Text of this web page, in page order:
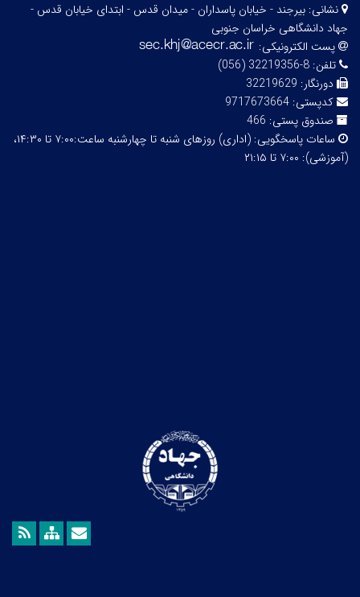
نشانی: بیرجند - خیابان پاسداران - میدان قدس - ابتدای خیابان قدس -
جهاد دانشگاهی خراسان جنوبی
پست الکترونیکی:
تلفن: 8-32219356 (056)
دورنگار: 32219629
کدپستی: 9717673664
صندوق پستی: 466
ساعات پاسخگویی:
(اداری) روزهای شنبه تا چهارشنبه ساعت:۷:۰۰ تا ۱۴:۳۰،
(آموزشی): ۷:۰۰ تا ۲۱:۱۵